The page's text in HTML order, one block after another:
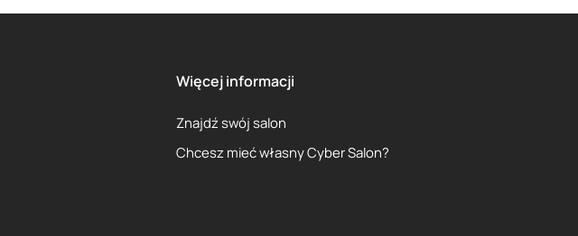
Więcej informacji
Znajdź swój salon
Chcesz mieć własny Cyber Salon?